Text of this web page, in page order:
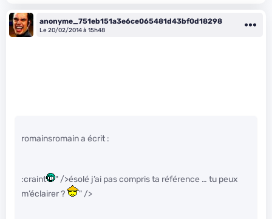
anonyme_751eb151a3e6ce065481d43bf0d18298
Le 20/02/2014 à 15h48
romainsromain a écrit :
:craint
" />ésolé j’ai pas compris ta référence … tu peux
m’éclairer ?
" />